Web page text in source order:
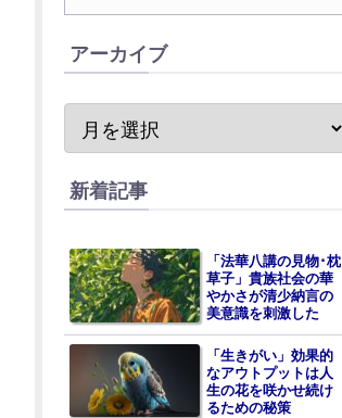
アーカイブ
新着記事
「法華八講の見物･枕
草子」貴族社会の華
やかさが清少納言の
美意識を刺激した
「生きがい」効果的
なアウトプットは人
生の花を咲かせ続け
るための秘策